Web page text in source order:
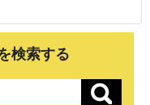
検索する